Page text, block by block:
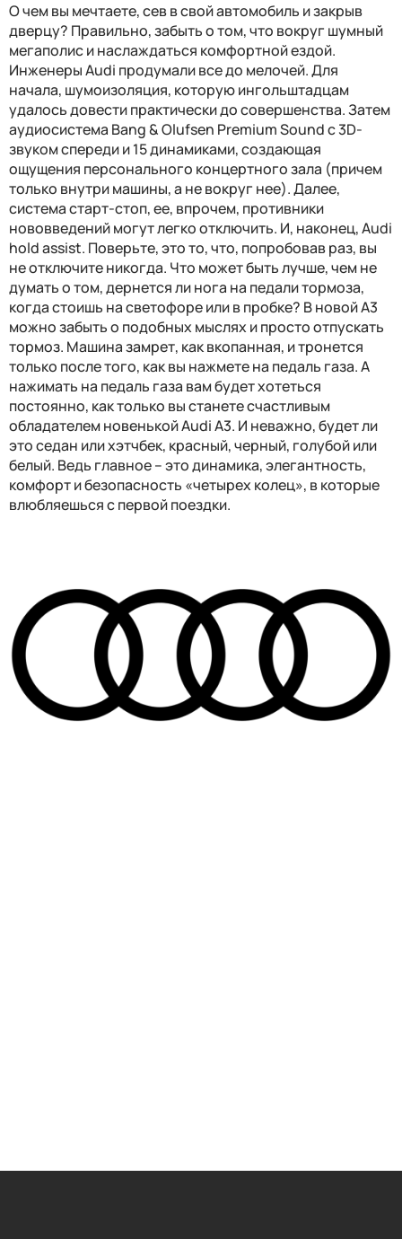
О чем вы мечтаете, сев в свой автомобиль и закрыв
дверцу? Правильно, забыть о том, что вокруг шумный
мегаполис и наслаждаться комфортной ездой.
Инженеры Audi продумали все до мелочей. Для
начала, шумоизоляция, которую ингольштадцам
удалось довести практически до совершенства. Затем
аудиосистема Bang & Olufsen Premium Sound с 3D-
звуком спереди и 15 динамиками, создающая
ощущения персонального концертного зала (причем
только внутри машины, а не вокруг нее). Далее,
система старт-стоп, ее, впрочем, противники
нововведений могут легко отключить. И, наконец, Audi
hold assist. Поверьте, это то, что, попробовав раз, вы
не отключите никогда. Что может быть лучше, чем не
думать о том, дернется ли нога на педали тормоза,
когда стоишь на светофоре или в пробке? В новой A3
можно забыть о подобных мыслях и просто отпускать
тормоз. Машина замрет, как вкопанная, и тронется
только после того, как вы нажмете на педаль газа. А
нажимать на педаль газа вам будет хотеться
постоянно, как только вы станете счастливым
обладателем новенькой Audi A3. И неважно, будет ли
это седан или хэтчбек, красный, черный, голубой или
белый. Ведь главное – это динамика, элегантность,
комфорт и безопасность «четырех колец», в которые
влюбляешься с первой поездки.